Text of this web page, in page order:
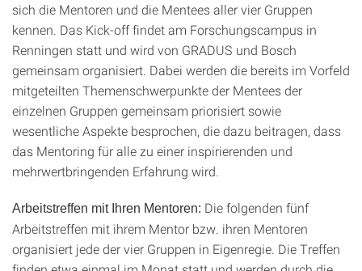
sich die Mentoren und die Mentees aller vier Gruppen
kennen. Das Kick-off findet am Forschungscampus in
Renningen statt und wird von GRADUS und Bosch
gemeinsam organisiert. Dabei werden die bereits im Vorfeld
mitgeteilten Themenschwerpunkte der Mentees der
einzelnen Gruppen gemeinsam priorisiert sowie
wesentliche Aspekte besprochen, die dazu beitragen, dass
das Mentoring für alle zu einer inspirierenden und
mehrwertbringenden Erfahrung wird.
Arbeitstreffen mit Ihren Mentoren: Die folgenden fünf
Arbeitstreffen mit ihrem Mentor bzw. ihren Mentoren
organisiert jede der vier Gruppen in Eigenregie. Die Treffen